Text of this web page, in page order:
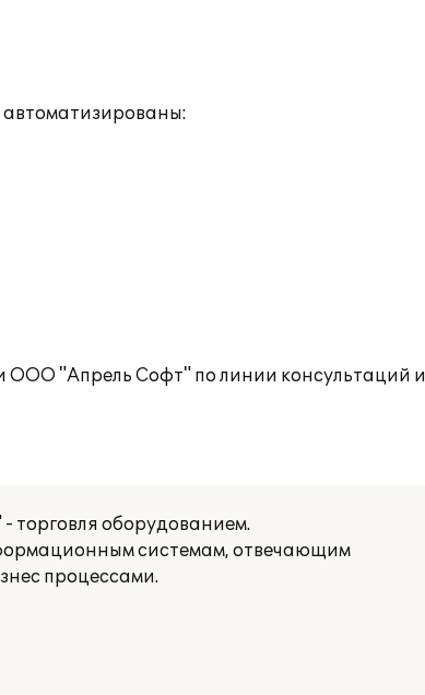
автоматизированы:
ООО "Апрель Софт" по линии консультаций и
оборудованием.
системам, отвечающим
процессами.